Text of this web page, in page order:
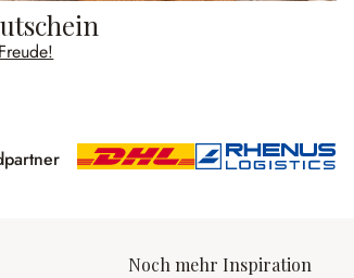
Noch mehr Inspiration